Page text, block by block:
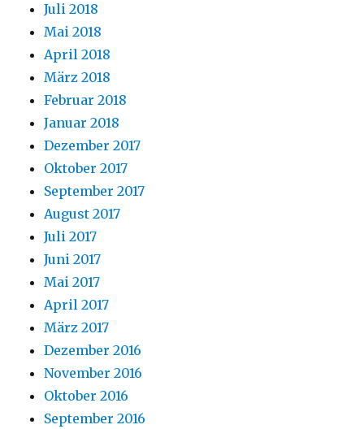
Juli 2018
Mai 2018
April 2018
März 2018
Februar 2018
Januar 2018
Dezember 2017
Oktober 2017
September 2017
August 2017
Juli 2017
Juni 2017
Mai 2017
April 2017
März 2017
Dezember 2016
November 2016
Oktober 2016
September 2016